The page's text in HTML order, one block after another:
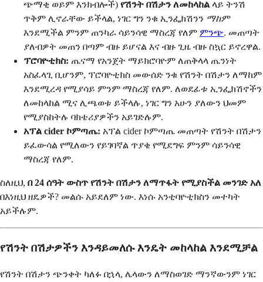
ጭማቂ ወይም እንክብሎች) የሽንት በሽታን ለመከላከል ላይ ትንሽ
ጥቅም ሊኖራቸው ይችላል, ነገር ግን ንቁ ኢንፌክሽንን ማከም
እንደሚችል ምንም ጠንካራ ሳይንሳዊ ማስረጃ የለም ምንጭ. መጠጣት
ያለብዎት መጠን በጣም ብዙ ይሆናል እና ብዙ ጊዜ ብዙ ስኳር ይኖረዋል.
ፕሮባዮቲክስ: ጤናማ የአንጀት ማይክሮባዮም ለጠቅላላ ጤንነት
አስፈላጊ ቢሆንም, ፕሮባዮቲክስ መውሰድ ንቁ የሽንት በሽታን ለማከም
እንደሚረዳ የሚያሳይ ምንም ማስረጃ የለም. ለወደፊቱ ኢንፌክሽኖችን
ለመከላከል ሚና ሊጫወቱ ይችላሉ, ነገር ግን አሁን ያለውን ህመም
የሚያስከትሉ ባክቴሪያዎችን አይገድሉም.
አፕል cider ኮምጣጤ: አፕል cider ኮምጣጤ መጠጣት የሽንት በሽታን
ይፈውሳል የሚለውን የይገባኛል ጥያቄ የሚደግፍ ምንም ሳይንሳዊ
ማስረጃ የለም.
ስለዚህ, በ 24 ሰዓት ውስጥ የሽንት በሽታን ለማጥፋት የሚያስችል መንገድ አለ
በእነዚህ ዘዴዎች? መልሱ አይደለም ነው. እነሱ አንቲባዮቲክስን መተካት
አይችሉም.
የሽንት በሽታዎችን እንዳይመለሱ እንዴት መከላከል እንደሚቻል
የሽንት በሽታን ጭንቀት ካለፉ በኋላ, ሌላውን ለማስወገድ ማንኛውንም ነገር